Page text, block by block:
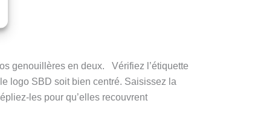
genouillères en deux. Vérifiez l’étiquette
logo SBD soit bien centré. Saisissez la
les pour qu’elles recouvrent